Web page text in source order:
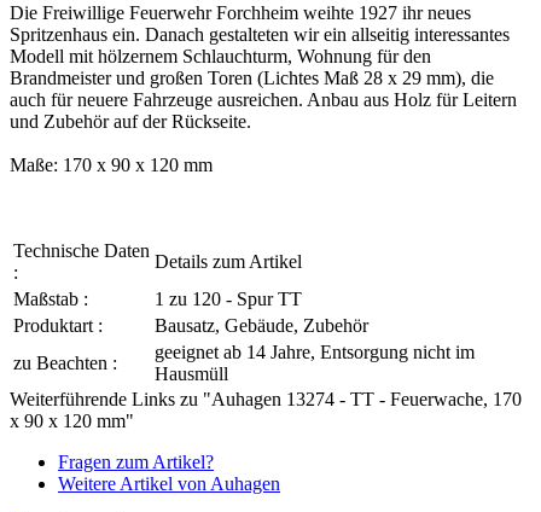
Die Freiwillige Feuerwehr Forchheim weihte 1927 ihr neues
Spritzenhaus ein. Danach gestalteten wir ein allseitig interessantes
Modell mit hölzernem Schlauchturm, Wohnung für den
Brandmeister und großen Toren (Lichtes Maß 28 x 29 mm), die
auch für neuere Fahrzeuge ausreichen. Anbau aus Holz für Leitern
und Zubehör auf der Rückseite.
Maße: 170 x 90 x 120 mm
Technische Daten
:
Details zum Artikel
Maßstab :
1 zu 120 - Spur TT
Produktart :
Bausatz, Gebäude, Zubehör
zu Beachten :
geeignet ab 14 Jahre, Entsorgung nicht im
Hausmüll
Weiterführende Links zu "Auhagen 13274 - TT - Feuerwache, 170
x 90 x 120 mm"
Fragen zum Artikel?
Weitere Artikel von Auhagen